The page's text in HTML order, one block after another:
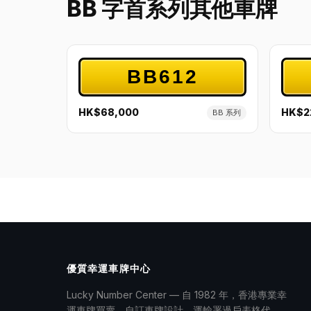
BB 字首系列其他車牌
BB612
HK$68,000 BB 系列
優質幸運車牌中心
Lucky Number Center — 自 1982 年，香港專業幸